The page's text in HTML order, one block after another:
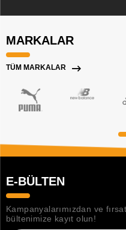
MARKALAR
TÜM MARKALAR
E-BÜLTEN
Kampanyalarımızdan ve
bültenimize kayıt olun!